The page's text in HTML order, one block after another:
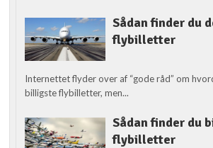
Sådan finder du
flybilletter
Internettet flyder over af “gode råd” om
billigste flybilletter, men...
Sådan finder du
flybilletter